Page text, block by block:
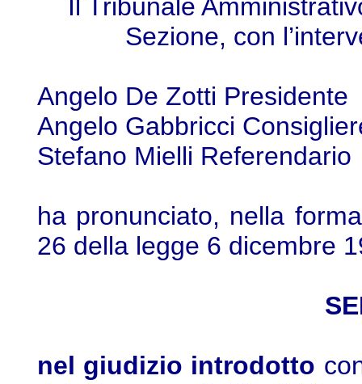
Il Tribunale
Sezione, con
Angelo De Zotti Presidente
Angelo Gabbricci
Stefano Mielli Referendario
ha pronunciato, nella
26 della legge 6 dicembre
nel giudizio introdotto